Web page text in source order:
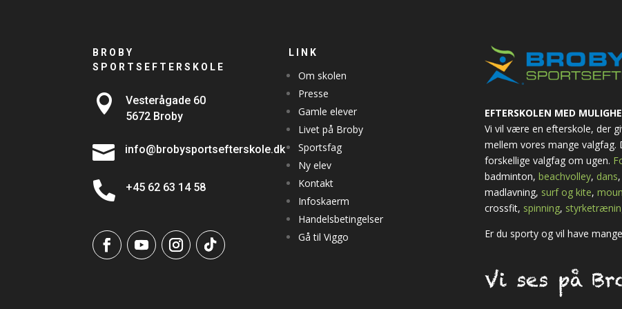
BROBY
SPORTSEFTERSKOLE

Vesterågade 60
5672 Broby
 info@brobysportsefterskole.dk
 +45 62 63 14 58
LINK
Om skolen
Presse
Gamle elever
Livet på Broby
Sportsfag
Ny elev
Kontakt
Infoskaerm
Handelsbetingelser
Gå til Viggo
EFTERSKOLEN MED
Vi vil være en efterskole, der
mellem vores mange
forskellige valgfag om ugen.
badminton, beachvolley, dans
madlavning, surf og kite,
crossfit, spinning,
Er du sporty og vil have